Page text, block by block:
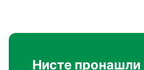
Нисте пронашли